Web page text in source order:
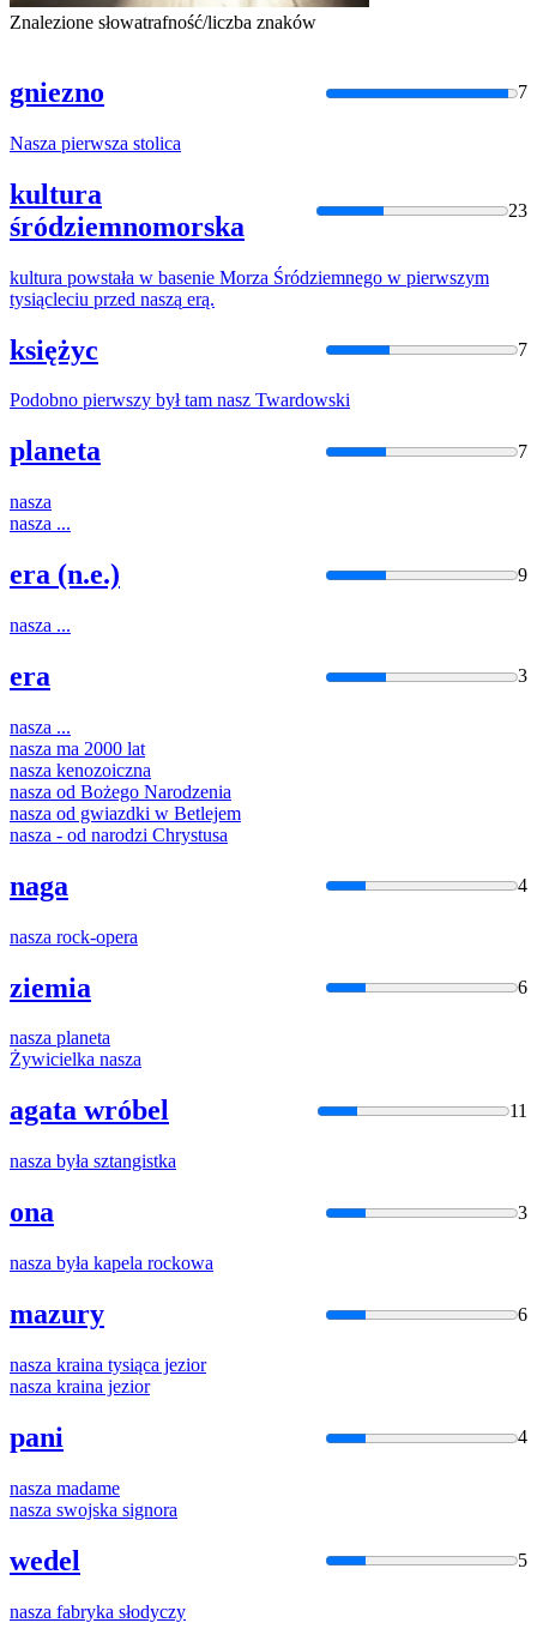
Znalezione słowatrafność/liczba znaków
gniezno 7
Nasza pierwsza stolica
kultura
śródziemnomorska
23
kultura powstała w basenie Morza Śródziemnego w pierwszym
tysiącleciu przed naszą erą.
księżyc 7
Podobno pierwszy był tam nasz Twardowski
planeta 7
nasza
nasza ...
era (n.e.) 9
nasza ...
era 3
nasza ...
nasza ma 2000 lat
nasza kenozoiczna
nasza od Bożego Narodzenia
nasza od gwiazdki w Betlejem
nasza - od narodzi Chrystusa
naga 4
nasza rock-opera
ziemia 6
nasza planeta
Żywicielka nasza
agata wróbel 11
nasza była sztangistka
ona 3
nasza była kapela rockowa
mazury 6
nasza kraina tysiąca jezior
nasza kraina jezior
pani 4
nasza madame
nasza swojska signora
wedel 5
nasza fabryka słodyczy